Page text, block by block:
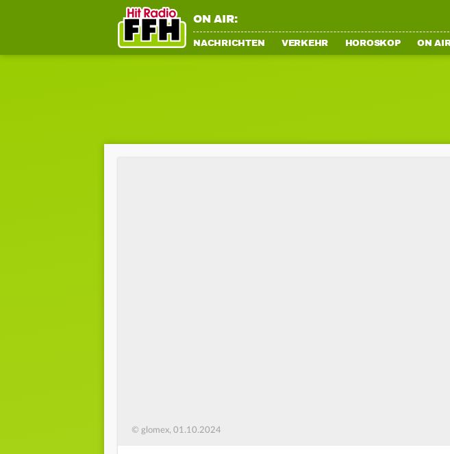
ON AIR:
NACHRICHTEN VERKEHR HOROSKOP ON
© glomex, 01.10.2024